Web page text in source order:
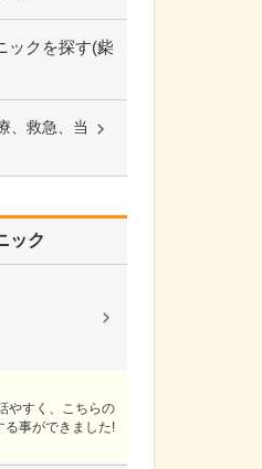
ックを探す(柴
、救急、当
ック
やすく、こちらの
る事ができました!